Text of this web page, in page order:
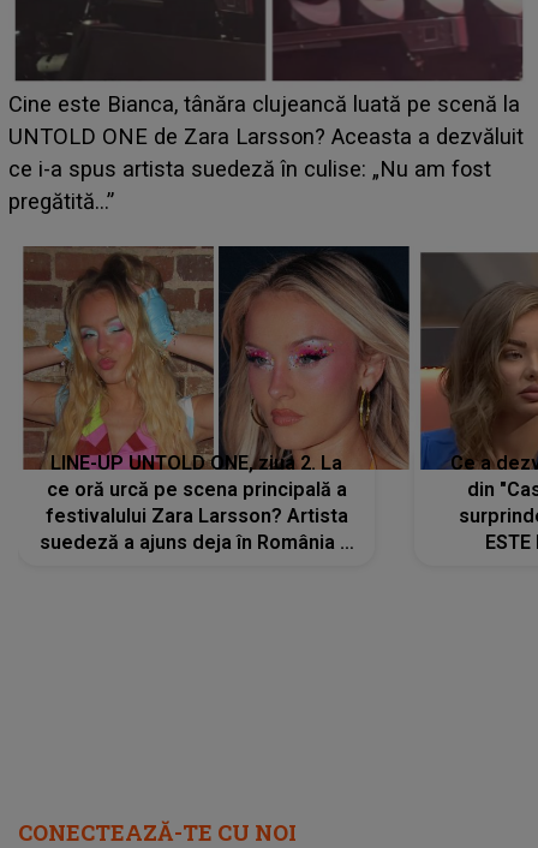
HOROSCOP 11 august 2026. Marte intră în Rac și
aduce tensiuni uriașe pentru o zodie! Conflictele
izbucnesc din senin în jurul ei, iar o situație dificilă
scapă de sub control
LINE-UP UNTOLD ONE, ziua 2. La
ce oră urcă pe scena principală a
festivalului Zara Larsson? Artista
suedeză a ajuns deja în România și
Ce a
din
CONECTEAZĂ-TE CU NOI